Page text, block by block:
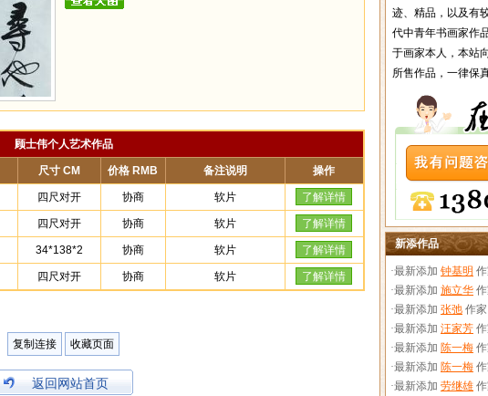
顾士伟个人艺术作品
尺寸 CM 价格 RMB 备注说明 操作
四尺对开 协商 软片 了解详情
四尺对开 协商 软片 了解详情
34*138*2 协商 软片 了解详情
四尺对开 协商 软片 了解详情
复制连接 收藏页面
返回网站首页
迹、精品，以及有
代中青年书画家作
于画家本人，本站
所售作品，一律保真
新添作品
·最新添加 钟基明
·最新添加 施立华
·最新添加 张弛 作家
·最新添加 汪家芳
·最新添加 陈一梅
·最新添加 陈一梅
·最新添加 劳继雄